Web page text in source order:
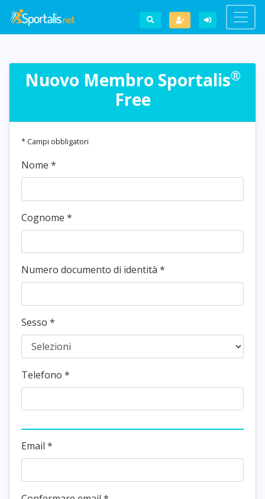
Nuovo Membro Sportalis®
Free
* Campi obbligatori
Nome *
Cognome *
Numero documento di identità *
Sesso *
Telefono *
Email *